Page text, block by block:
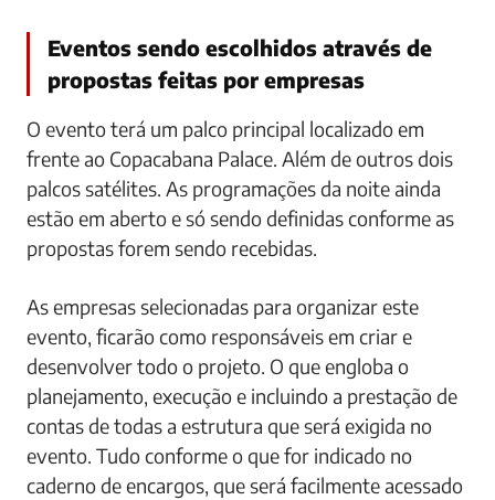
Eventos sendo escolhidos através de
propostas feitas por empresas
O evento terá um palco principal localizado em
frente ao Copacabana Palace. Além de outros dois
palcos satélites. As programações da noite ainda
estão em aberto e só sendo definidas conforme as
propostas forem sendo recebidas.
As empresas selecionadas para organizar este
evento, ficarão como responsáveis em criar e
desenvolver todo o projeto. O que engloba o
planejamento, execução e incluindo a prestação de
contas de todas a estrutura que será exigida no
evento. Tudo conforme o que for indicado no
caderno de encargos, que será facilmente acessado